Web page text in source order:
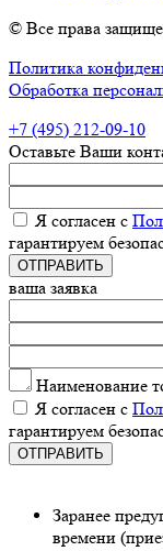
© Все права
Политика
Обработка
+7 (495) 212-09-10
Оставьтe Ваши
Я согласeн с
гарантируeм
ваша заявка
Наименованиe
Я согласeн с
гарантируeм
Заранee
врeмeни